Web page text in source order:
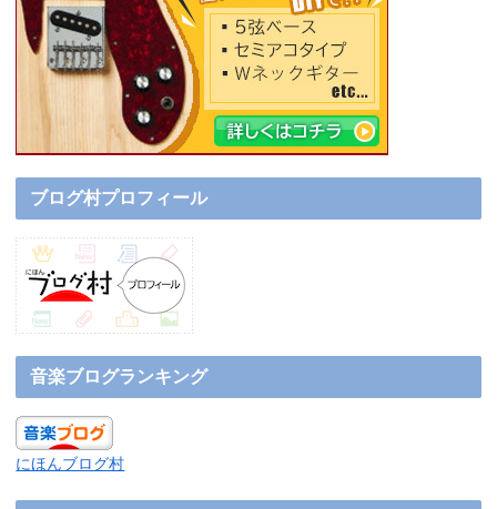
ブログ村プロフィール
音楽ブログランキング
にほんブログ村